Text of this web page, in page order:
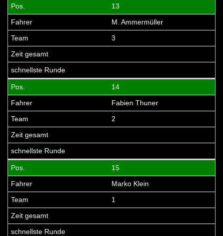
13
M. Ammermüller
3
14
Fabien Thuner
2
15
Marko Klein
1